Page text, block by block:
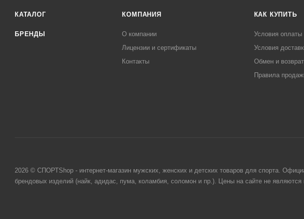
КАТАЛОГ
БРЕНДЫ
КОМПАНИЯ
О компании
Лицензии и сертификаты
Контакты
КАК КУПИТЬ
Условия оплаты
Условия
Обмен и возврат
Правила
2026 © СПОРТShop - интернет-магазин мужских, женских и детских товаров для спорта.
брендовых изделий (найк, адидас, пума, коламбия, соломон и пр.). Цены на сайте не являются